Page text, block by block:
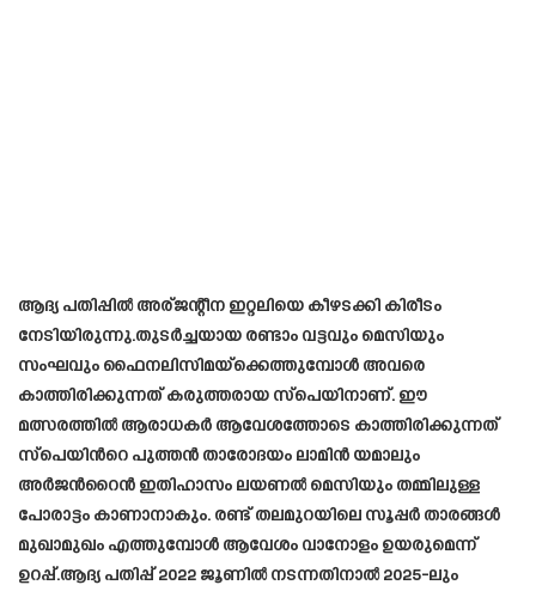
ആദ്യ പതിപ്പിൽ അര്ജന്റീന ഇറ്റലിയെ കീഴടക്കി കിരീടം
നേടിയിരുന്നു.തുടര്‍ച്ചയായ രണ്ടാം വട്ടവും മെസിയും
സംഘവും ഫൈനലിസിമയ്‌ക്കെത്തുമ്പോള്‍ അവരെ
കാത്തിരിക്കുന്നത് കരുത്തരായ സ്പെയിനാണ്. ഈ
മത്സരത്തില്‍ ആരാധകര്‍ ആവേശത്തോടെ കാത്തിരിക്കുന്നത്
സ്പെയിന്‍റെ പുത്തൻ താരോദയം ലാമിൻ യമാലും
അര്‍ജന്‍റൈൻ ഇതിഹാസം ലയണല്‍ മെസിയും തമ്മിലുള്ള
പോരാട്ടം കാണാനാകും. രണ്ട് തലമുറയിലെ സൂപ്പര്‍ താരങ്ങള്‍
മുഖാമുഖം എത്തുമ്പോള്‍ ആവേശം വാനോളം ഉയരുമെന്ന്
ഉറപ്പ്.ആദ്യ പതിപ്പ് 2022 ജൂണിൽ നടന്നതിനാൽ 2025-ലും